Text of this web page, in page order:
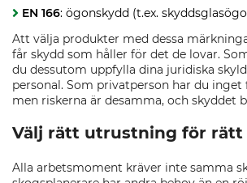
EN 166: ögonskydd (t.ex.
Att välja produkter med dessa
får skydd som håller för det de lovar.
du dessutom uppfylla dina juridiska
personal. Som privatperson har du
men riskerna är desamma, och skyddet
Välj rätt utrustning för
Alla arbetsmoment kräver inte samma